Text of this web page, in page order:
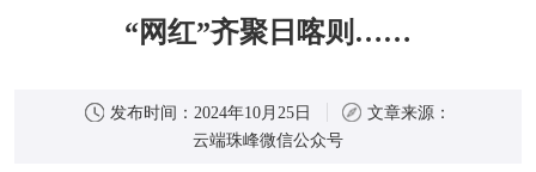
“网红”齐聚日喀则……
发布时间： 2024年10月25日
文章来源：
云端珠峰微信公众号